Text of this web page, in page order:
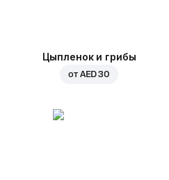
Цыпленок и грибы
от AED 30